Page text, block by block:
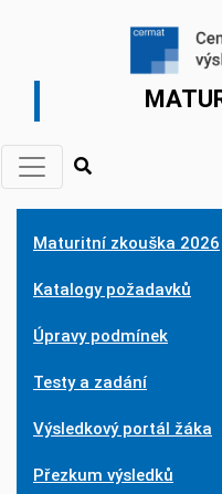
Maturitní zkouška 2026
Katalogy požadavků
Úpravy podmínek
Testy a zadání
Výsledkový portál žáka
Přezkum výsledků